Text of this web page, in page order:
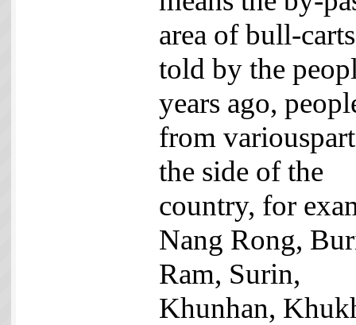
area of bull-
told by the
years ago,
from
the side of the
country, for
Nang Rong,
Ram, Surin,
Khunhan,